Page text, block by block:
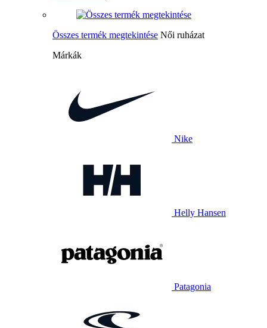
Összes termék megtekintése Női ruházat
Márkák
Nike
Helly Hansen
Patagonia